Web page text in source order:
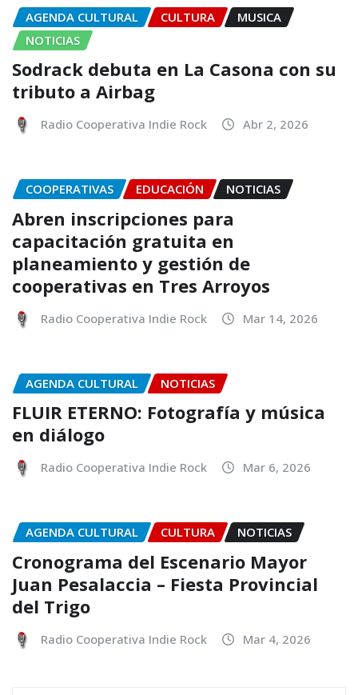
AGENDA CULTURAL CULTURA
MUSICA
NOTICIAS
Sodrack debuta en La Casona con su
tributo a Airbag
Radio Cooperativa Indie Rock Abr 2, 2026
COOPERATIVAS EDUCACIÓN NOTICIAS
Abren inscripciones para
capacitación gratuita en
planeamiento y gestión de
cooperativas en Tres Arroyos
Radio Cooperativa Indie Rock Mar 14, 2026
AGENDA CULTURAL NOTICIAS
FLUIR ETERNO: Fotografía y música
en diálogo
Radio Cooperativa Indie Rock Mar 6, 2026
AGENDA CULTURAL CULTURA NOTICIAS
Cronograma del Escenario Mayor
Juan Pesalaccia – Fiesta Provincial
del Trigo
Radio Cooperativa Indie Rock Mar 4, 2026